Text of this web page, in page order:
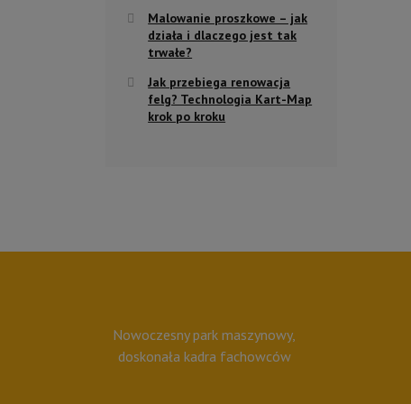
Malowanie proszkowe – jak
działa i dlaczego jest tak
trwałe?
Jak przebiega renowacja
felg? Technologia Kart-Map
krok po kroku
Nowoczesny park maszynowy,
doskonała kadra fachowców